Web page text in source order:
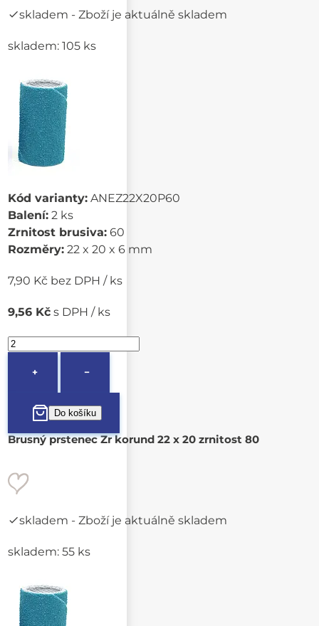
skladem - Zboží je aktuálně skladem
skladem: 105 ks
Kód varianty: ANEZ22X20P60
Balení: 2 ks
Zrnitost brusiva: 60
Rozměry: 22 x 20 x 6 mm
7,90 Kč bez DPH / ks
9,56 Kč s DPH / ks
+ −
Brusný prstenec Zr korund 22 x 20 zrnitost 80
skladem - Zboží je aktuálně skladem
skladem: 55 ks